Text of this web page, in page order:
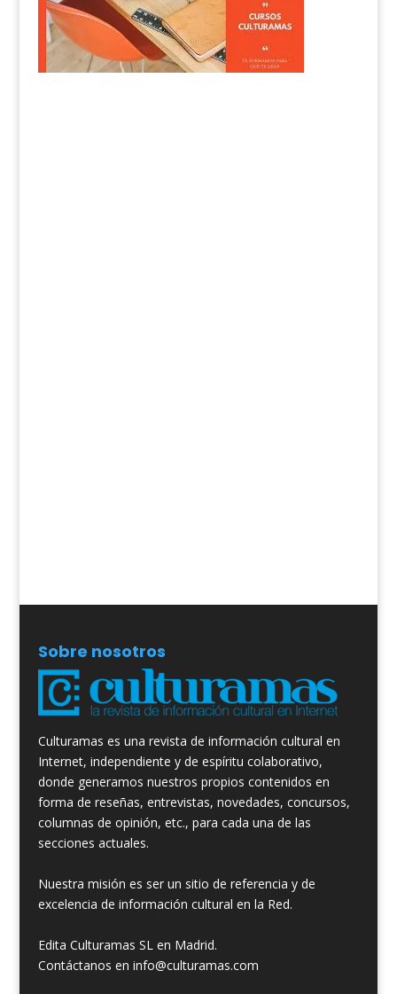
Sobre nosotros
Culturamas es una revista de información cultural en
Internet, independiente y de espíritu colaborativo,
donde generamos nuestros propios contenidos en
forma de reseñas, entrevistas, novedades, concursos,
columnas de opinión, etc., para cada una de las
secciones actuales.
Nuestra misión es ser un sitio de referencia y de
excelencia de información cultural en la Red.
Edita Culturamas SL en Madrid.
Contáctanos en info@culturamas.com